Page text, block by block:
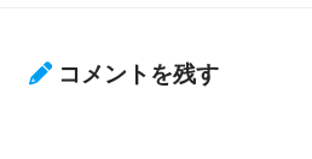
コメントを残す